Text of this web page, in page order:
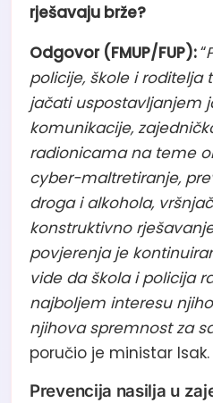
rješavaju brže?
Odgovor (FMUP/FUP):“
policije, škole i roditelja
jačati uspostavljanjem
komunikacije,
radionicama na teme
cyber-maltretiranje,
droga i alkohola,
konstruktivno
povjerenja je
vide da škola i policija
najboljem interesu
njihova spremnost za
poručio je ministar Isak.
Prevencija nasilja u